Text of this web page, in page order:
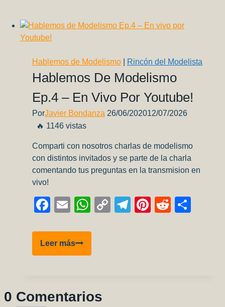
su
Hablemos de Modelismo
Rincón del Modelista
Hablemos De Modelismo
Ep.4 – En Vivo Por Youtube!
PorJavier Bondanza 26/06/202012/07/2026
🔥 1146 vistas
Comparti con nosotros charlas de modelismo
con distintos invitados y se parte de la charla
comentando tus preguntas en la transmision en
vivo!
Facebook
EmailWhatsApp
CopyTelegram
Pinterest
Reddit
Leer másHablemos
de
En
0 Comentarios